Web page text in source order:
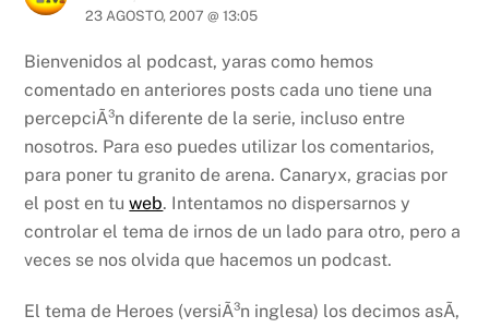
23 AGOSTO, 2007 @ 13:05
Bienvenidos al podcast, yaras como hemos
comentado en anteriores posts cada uno tiene una
percepciÃ³n diferente de la serie, incluso entre
nosotros. Para eso puedes utilizar los comentarios,
para poner tu granito de arena. Canaryx, gracias por
el post en tuweb. Intentamos no dispersarnos y
controlar el tema de irnos de un lado para otro, pero a
veces se nos olvida que hacemos un podcast.
El tema de Heroes (versiÃ³n inglesa) los decimos asÃ­,